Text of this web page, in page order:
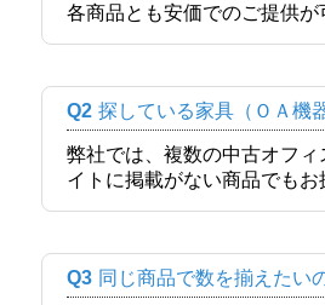
各商品とも安価でのご提供が
Q2 探している家具（ＯＡ機
弊社では、複数の中古オフ
イトに掲載がない商品でも
Q3 同じ商品で数を揃えたい